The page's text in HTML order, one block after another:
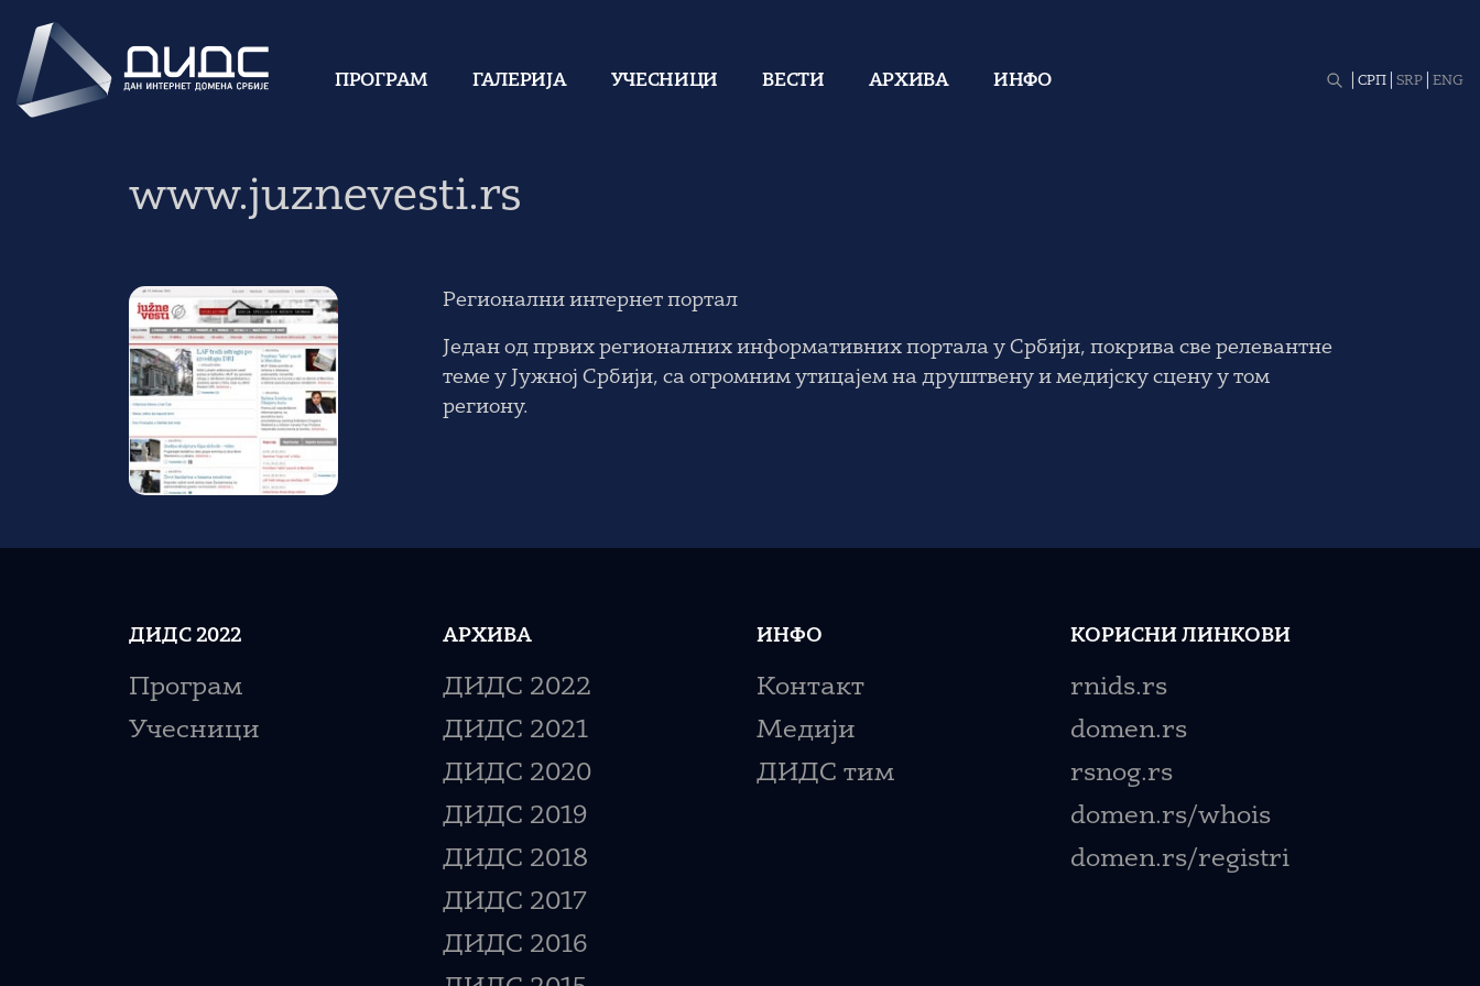
ПРОГРАМ ГАЛЕРИЈА УЧЕСНИЦИ ВЕСТИ АРХИВА ИНФО СРП SRP ENG
www.juznevesti.rs
Регионални интернет портал
Један од првих регионалних информативних портала у Србији, покрива све релевантне
теме у Јужној Србији, са огромним утицајем на друштвену и медијску сцену у том
региону.
ДИДС 2022
Програм
Учесници
АРХИВА
ДИДС 2022
ДИДС 2021
ДИДС 2020
ДИДС 2019
ДИДС 2018
ДИДС 2017
ДИДС 2016
ИНФО
Контакт
Медији
ДИДС тим
КОРИСНИ ЛИНКОВИ
rnids.rs
domen.rs
rsnog.rs
domen.rs/whois
domen.rs/registri